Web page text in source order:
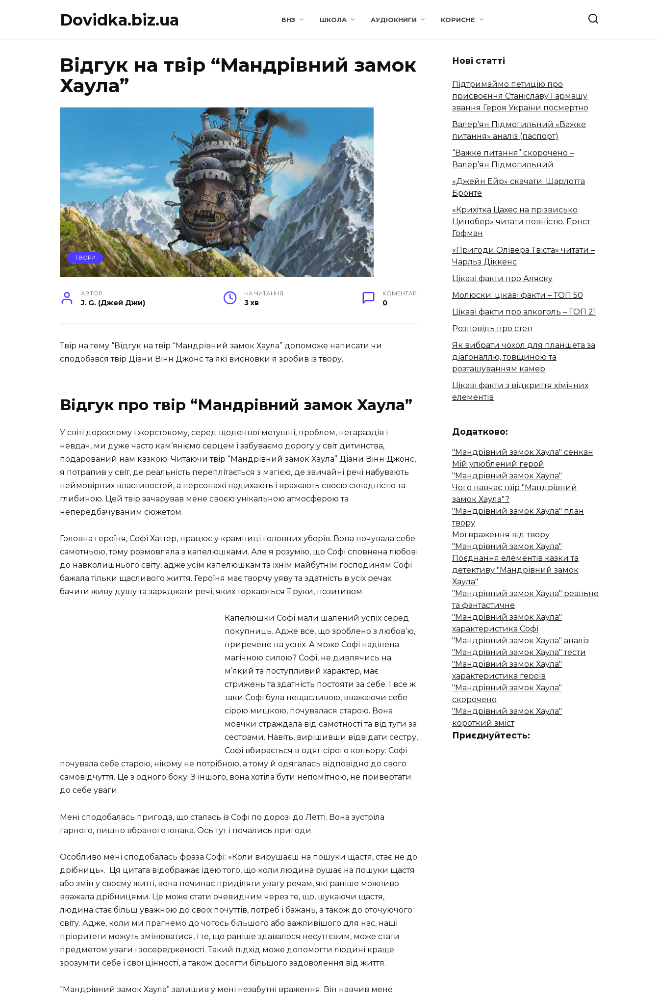
Dovidka.biz.ua ВНЗ ШКОЛА АУДІОКНИГИ КОРИСНЕ
Відгук на твір “Мандрівний замок
Хаула”
ТВОРИ
АВТОР
J. G. (Джей Джи)
НА ЧИТАННЯ
3 хв
КОМЕНТАРІ
0
Твір на тему “Відгук на твір “Мандрівний замок Хаула” допоможе написати чи
сподобався твір Діани Вінн Джонс та які висновки я зробив із твору.
Відгук про твір “Мандрівний замок Хаула”
У світі дорослому і жорстокому, серед щоденної метушні, проблем, негараздів і
невдач, ми дуже часто кам’яніємо серцем і забуваємо дорогу у світ дитинства,
подарований нам казкою. Читаючи твір “Мандрівний замок Хаула” Діани Вінн Джонс,
я потрапив у світ, де реальність переплітається з магією, де звичайні речі набувають
неймовірних властивостей, а персонажі надихають і вражають своєю складністю та
глибиною. Цей твір зачарував мене своєю унікальною атмосферою та
непередбачуваним сюжетом.
Головна героїня, Софі Хаттер, працює у крамниці головних уборів. Вона почувала себе
самотньою, тому розмовляла з капелюшками. Але я розумію, що Софі сповнена любові
до навколишнього світу, адже усім капелюшкам та їхнім майбутнім господиням Софі
бажала тільки щасливого життя. Героїня має творчу уяву та здатність в усіх речах
бачити живу душу та заряджати речі, яких торкаються її руки, позитивом.
Капелюшки Софі мали шалений успіх серед
покупниць. Адже все, що зроблено з любов’ю,
приречене на успіх. А може Софі наділена
магічною силою? Софі, не дивлячись на
м’який та поступливий характер, має
стрижень та здатність постояти за себе. І все ж
таки Софі була нещасливою, вважаючи себе
сірою мишкою, почувалася старою. Вона
мовчки страждала від самотності та від туги за
сестрами. Навіть, вирішивши відвідати сестру,
Софі вбирається в одяг сірого кольору. Софі
почувала себе старою, нікому не потрібною, а тому й одягалась відповідно до свого
самовідчуття. Це з одного боку. З іншого, вона хотіла бути непомітною, не привертати
до себе уваги.
Мені сподобалась пригода, що сталась із Софі по дорозі до Летті. Вона зустріла
гарного, пишно вбраного юнака. Ось тут і почались пригоди.
Особливо мені сподобалась фраза Софі: «Коли вирушаєш на пошуки щастя, стає не до
дрібниць». Ця цитата відображає ідею того, що коли людина рушає на пошуки щастя
або змін у своєму житті, вона починає приділяти увагу речам, які раніше можливо
вважала дрібницями. Це може стати очевидним через те, що, шукаючи щастя,
людина стає більш уважною до своїх почуттів, потреб і бажань, а також до оточуючого
світу. Адже, коли ми прагнемо до чогось більшого або важливішого для нас, наші
пріоритети можуть змінюватися, і те, що раніше здавалося несуттєвим, може стати
предметом уваги і зосередженості. Такий підхід може допомогти людині краще
зрозуміти себе і свої цінності, а також досягти більшого задоволення від життя.
“Мандрівний замок Хаула” залишив у мені незабутні враження. Він навчив мене
Нові статті
Підтримаймо петицію про
присвоєння Станіславу Гармашу
звання Героя України посмертно
Валер’ян Підмогильний «Важке
питання» аналіз (паспорт)
“Важке питання” скорочено –
Валер’ян Підмогильний
«Джейн Ейр» скачати. Шарлотта
Бронте
«Крихітка Цахес на прізвисько
Цинобер» читати повністю. Ернст
Гофман
«Пригоди Олівера Твіста» читати –
Чарльз Діккенс
Цікаві факти про Аляску
Молюски: цікаві факти – ТОП 50
Цікаві факти про алкоголь – ТОП 21
Розповідь про степ
Як вибрати чохол для планшета за
діагоналлю, товщиною та
розташуванням камер
Цікаві факти з відкриття хімічних
елементів
Додатково:
"Мандрівний замок Хаула" сенкан
Мій улюблений герой
"Мандрівний замок Хаула"
Чого навчає твір "Мандрівний
замок Хаула"?
"Мандрівний замок Хаула" план
твору
Мої враження від твору
"Мандрівний замок Хаула"
Поєднання елементів казки та
детективу "Мандрівний замок
Хаула"
"Мандрівний замок Хаула" реальне
та фантастичне
"Мандрівний замок Хаула"
характеристика Софі
"Мандрівний замок Хаула" аналіз
"Мандрівний замок Хаула" тести
"Мандрівний замок Хаула"
характеристика героїв
"Мандрівний замок Хаула"
скорочено
"Мандрівний замок Хаула"
короткий зміст
Приєднуйтесть: